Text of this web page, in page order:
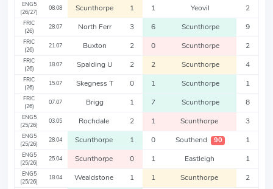
ENG5
(26/27)
08.08 Scunthorpe 1 1 Yeovil 2
FRIC
(26)
28.07 North Ferr 3 6 Scunthorpe 9
FRIC
(26)
21.07 Buxton 2 0 Scunthorpe 2
FRIC
(26)
18.07 Spalding U 2 2 Scunthorpe 4
FRIC
(26)
15.07 Skegness T 0 1 Scunthorpe 1
FRIC
(26)
07.07 Brigg 1 7 Scunthorpe 8
ENG5
(25/26)
03.05 Rochdale 2 1 Scunthorpe 3
ENG5
(25/26)
28.04 Scunthorpe 1 0 Southend 90 1
ENG5
(25/26)
25.04 Scunthorpe 0 1 Eastleigh 1
ENG5
(25/26)
18.04 Wealdstone 1 1 Scunthorpe 2